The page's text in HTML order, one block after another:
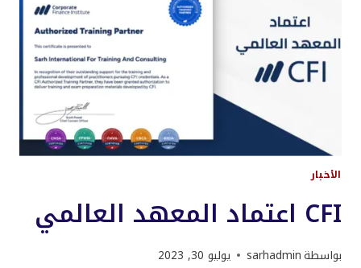
الأخبار
CFI اعتماد المعهد العالمي
بواسطةsarhadmin يوليو 30, 2023